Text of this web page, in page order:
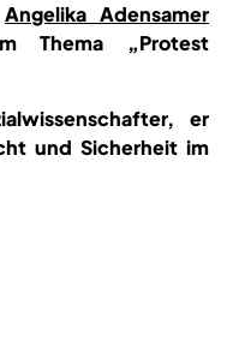
Angelika Adensamer
Thema „Protest
er
und Sicherheit im